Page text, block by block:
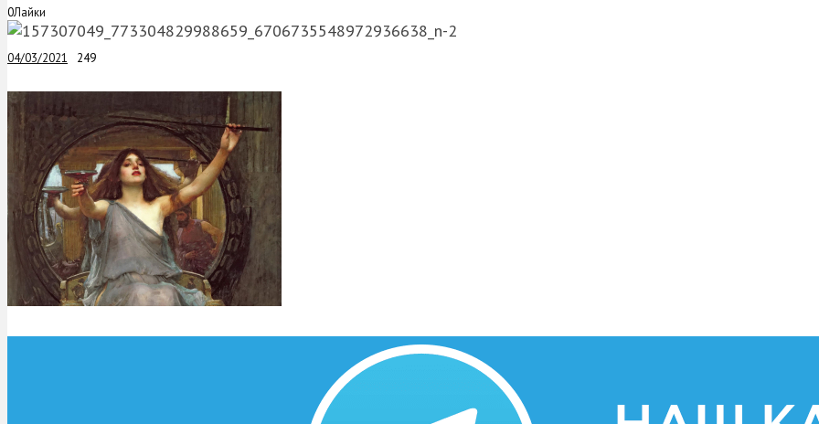
0Лайки
04/03/2021 249